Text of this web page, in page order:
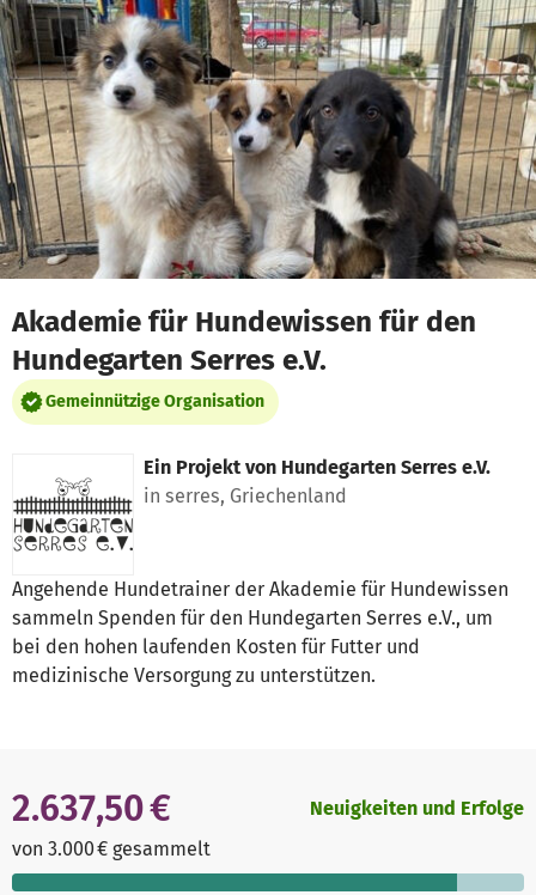
Zum Hauptinhalt springen
Erklärung zur Barrierefreiheit anzeigen
Akademie für Hundewissen für den
Hundegarten Serres e.V.
Gemeinnützige Organisation
Ein Projekt von Hundegarten Serres e.V.
in serres, Griechenland
Angehende Hundetrainer der Akademie für Hundewissen
sammeln Spenden für den Hundegarten Serres e.V., um
bei den hohen laufenden Kosten für Futter und
medizinische Versorgung zu unterstützen.
2.637,50 €
von 3.000 € gesammelt
Neuigkeiten und Erfolge